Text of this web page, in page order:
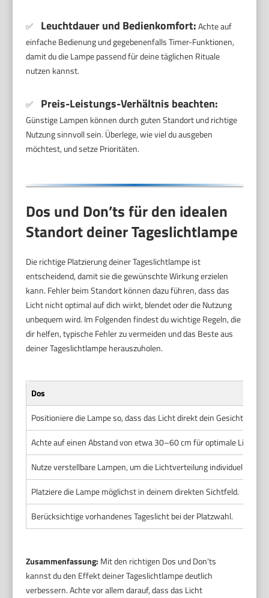
✅ Leuchtdauer und Bedienkomfort:Achte auf
einfache Bedienung und gegebenenfalls Timer-Funktionen,
damit du die Lampe passend für deine täglichen Rituale
nutzen kannst.
✅ Preis-Leistungs-Verhältnis beachten:
Günstige Lampen können durch guten Standort und richtige
Nutzung sinnvoll sein. Überlege, wie viel du ausgeben
möchtest, und setze Prioritäten.
Dos und Don’ts für den idealen
Standort deiner Tageslichtlampe
Die richtige Platzierung deiner Tageslichtlampe ist
entscheidend, damit sie die gewünschte Wirkung erzielen
kann. Fehler beim Standort können dazu führen, dass das
Licht nicht optimal auf dich wirkt, blendet oder die Nutzung
unbequem wird. Im Folgenden findest du wichtige Regeln, die
dir helfen, typische Fehler zu vermeiden und das Beste aus
deiner Tageslichtlampe herauszuholen.
Dos
Positioniere die Lampe so, dass das Licht direkt dein Gesicht
Achte auf einen Abstand von etwa 30–60 cm für optimale
Nutze verstellbare Lampen, um die Lichtverteilung individuell
Platziere die Lampe möglichst in deinem direkten Sichtfeld.
Berücksichtige vorhandenes Tageslicht bei der Platzwahl.
Zusammenfassung: Mit den richtigen Dos und Don’ts
kannst du den Effekt deiner Tageslichtlampe deutlich
verbessern. Achte vor allem darauf, dass das Licht